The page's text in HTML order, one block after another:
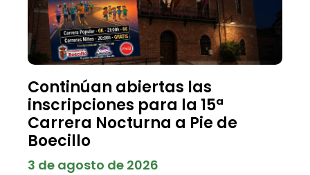
Continúan abiertas las
inscripciones para la 15ª
Carrera Nocturna a Pie de
Boecillo
3 de agosto de 2026